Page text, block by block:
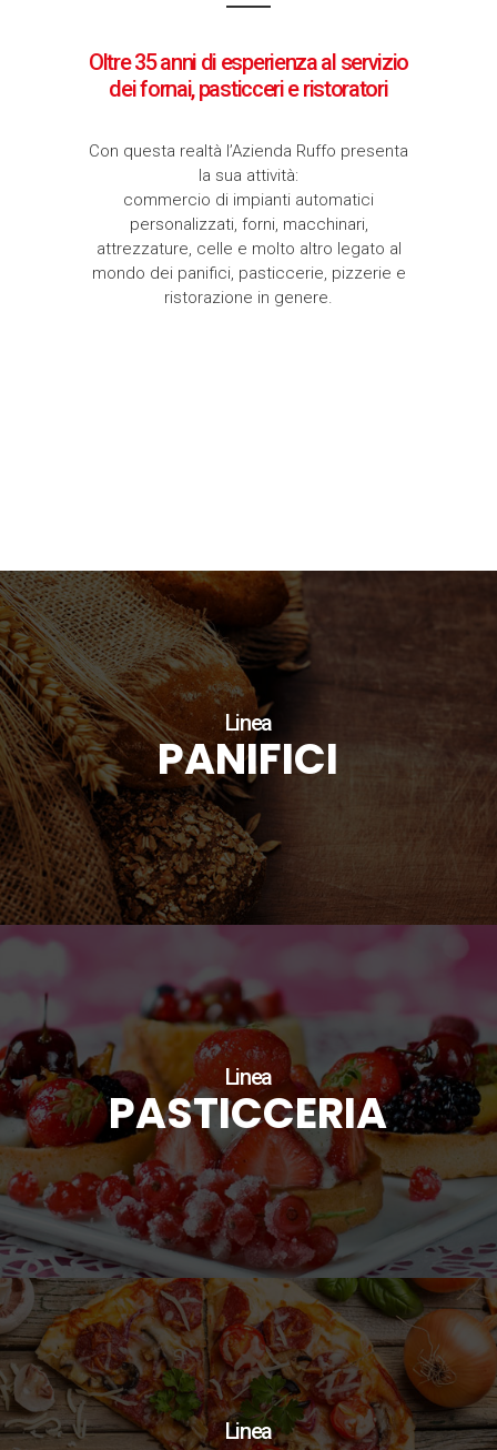
Oltre 35 anni di esperienza al servizio
dei fornai, pasticceri e ristoratori
Con questa realtà l’Azienda Ruffo presenta
la sua attività:
commercio di impianti automatici
personalizzati, forni, macchinari,
attrezzature, celle e molto altro legato al
mondo dei panifici, pasticcerie, pizzerie e
ristorazione in genere.
Linea
PANIFICI
Linea
PASTICCERIA
Linea